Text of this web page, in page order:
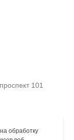
101
обработку